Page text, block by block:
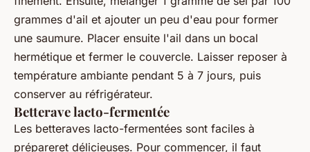
grammes d'ail et ajouter un peu d'eau pour former
une saumure. Placer ensuite l'ail dans un bocal
hermétique et fermer le couvercle. Laisser reposer à
température ambiante pendant 5 à 7 jours, puis
conserver au réfrigérateur.
Betterave lacto-fermentée
Les betteraves lacto-fermentées sont faciles à
prépareret délicieuses. Pour commencer, il faut